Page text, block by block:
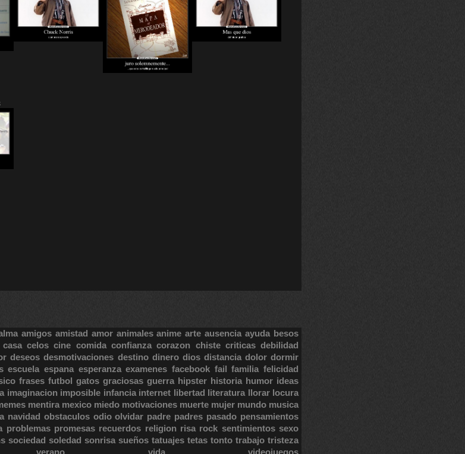
amigos amistad amor animales anime arte ausencia ayuda besos
casa celos cine comida confianza corazon chiste criticas debilidad
deseos desmotivaciones destino dinero dios distancia dolor dormir
escuela espana esperanza examenes facebook fail familia felicidad
frases futbol gatos graciosas guerra hipster historia humor ideas
imaginacion imposible infancia internet libertad literatura llorar locura
mentira mexico miedo motivaciones muerte mujer mundo musica
navidad obstaculos odio olvidar padre padres pasado pensamientos
problemas promesas recuerdos religion risa rock sentimientos sexo
sociedad soledad sonrisa sueños tatuajes tetas tonto trabajo tristeza
verano vida videojuegos